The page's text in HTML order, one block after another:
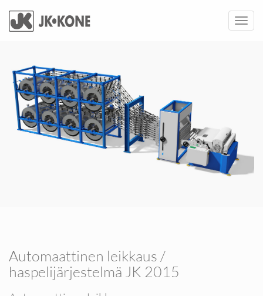
Automaattinen leikkaus /
haspelijärjestelmä JK 2015